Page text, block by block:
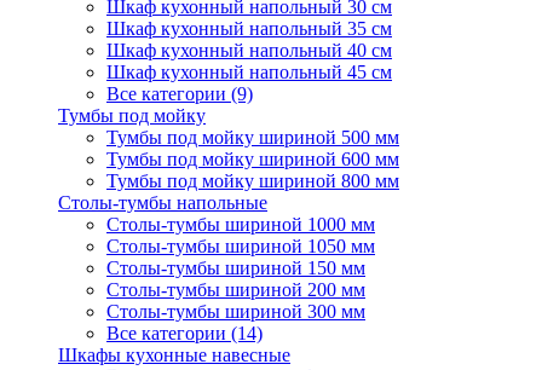
Шкаф кухонный напольный 30 см
Шкаф кухонный напольный 35 см
Шкаф кухонный напольный 40 см
Шкаф кухонный напольный 45 см
Все категории (9)
Тумбы под мойку
Тумбы под мойку шириной 500 мм
Тумбы под мойку шириной 600 мм
Тумбы под мойку шириной 800 мм
Столы-тумбы напольные
Столы-тумбы шириной 1000 мм
Столы-тумбы шириной 1050 мм
Столы-тумбы шириной 150 мм
Столы-тумбы шириной 200 мм
Столы-тумбы шириной 300 мм
Все категории (14)
Шкафы кухонные навесные